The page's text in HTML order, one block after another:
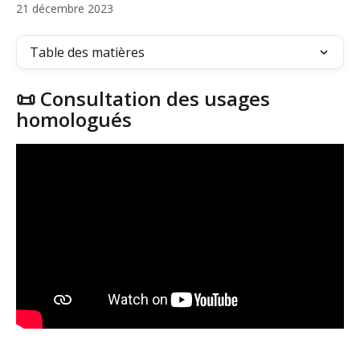
21 décembre 2023
Table des matières
📜 Consultation des usages
homologués